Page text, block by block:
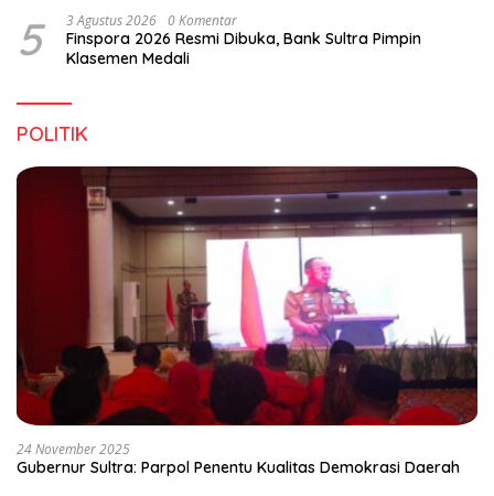
5 3 Agustus 2026 0 Komentar
Finspora 2026 Resmi Dibuka, Bank Sultra Pimpin
Klasemen Medali
POLITIK
24 November 2025
Gubernur Sultra: Parpol Penentu Kualitas Demokrasi Daerah